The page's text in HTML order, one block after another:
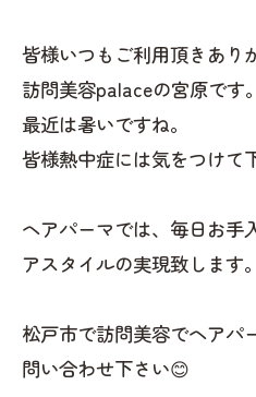
皆様いつもご利用頂きあり
訪問美容palaceの宮原です。
最近は暑いですね。
皆様熱中症には気をつけて
ヘアパーマでは、毎日お手
アスタイルの実現致します。
松戸市で訪問美容でヘアパ
問い合わせ下さい😊